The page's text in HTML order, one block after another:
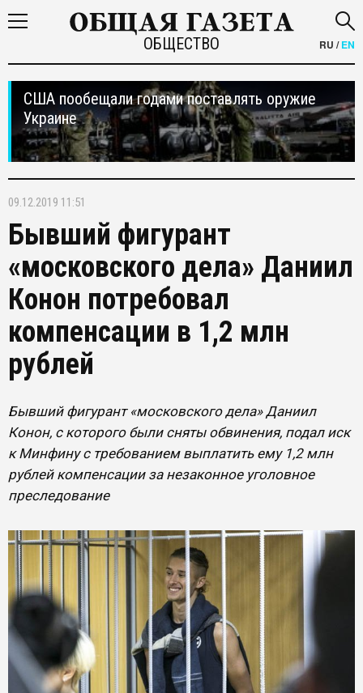
ОБЩЕСТВО RU /EN
США пообещали годами поставлять оружие
Украине
09.12.2019 11:51
Бывший фигурант
«московского дела» Даниил
Конон потребовал
компенсации в 1,2 млн
рублей
Бывший фигурант «московского дела» Даниил
Конон, с которого были сняты обвинения, подал иск
к Минфину с требованием выплатить ему 1,2 млн
рублей компенсации за незаконное уголовное
преследование